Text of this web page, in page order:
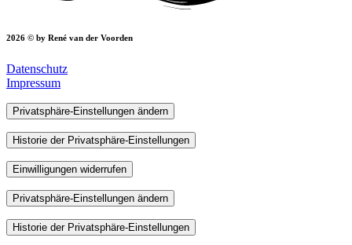
2026 © by René van der Voorden
Datenschutz
Impressum
Privatsphäre-Einstellungen ändern
Historie der Privatsphäre-Einstellungen
Einwilligungen widerrufen
Privatsphäre-Einstellungen ändern
Historie der Privatsphäre-Einstellungen